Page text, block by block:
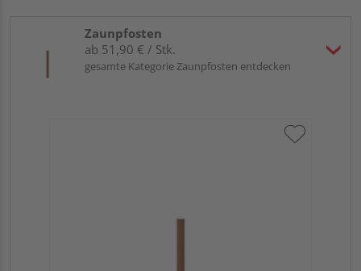
Zaunpfosten
ab 51,90 € / Stk.
gesamte Kategorie Zaunpfosten entdecken